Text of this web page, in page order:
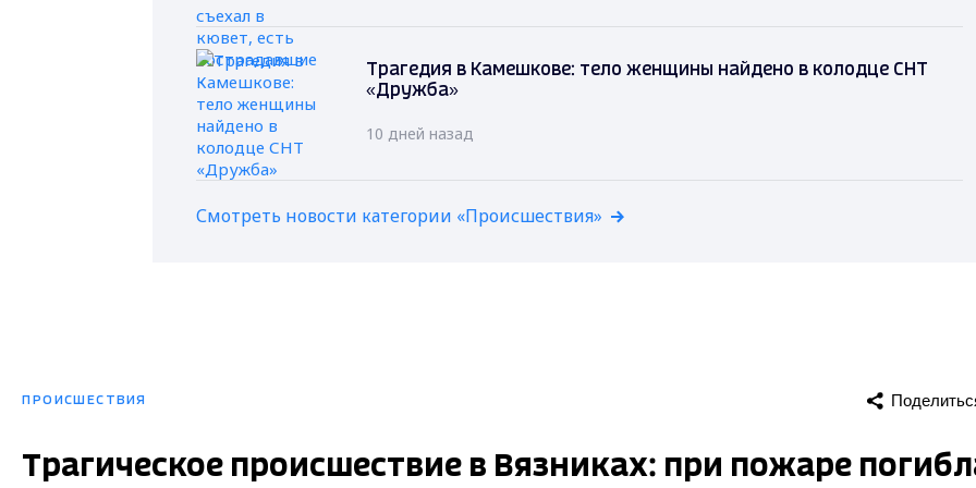
Трагедия в Камешкове: тело женщины найдено в колодце СНТ
«Дружба»
10 дней назад
Смотреть новости категории «Происшествия»
ПРОИСШЕСТВИЯ
Трагическое происшествие в Вязниках: при пожаре